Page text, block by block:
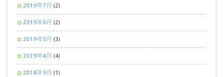
2019年7月 (2)
2019年6月 (2)
2019年5月 (3)
2019年4月 (4)
2018年9月 (1)